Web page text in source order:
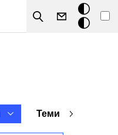
Search
Тъмен
режим
Теми